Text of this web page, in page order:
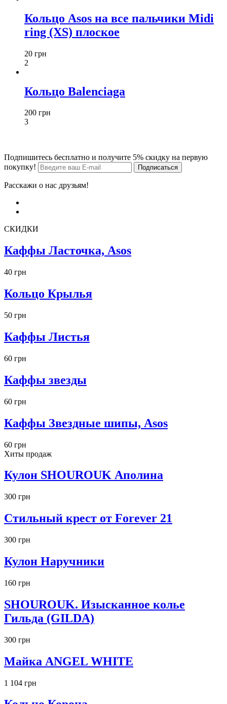
Кольцо Asos на все пальчики Midi
ring (XS) плоское
20 грн
2
Кольцо Balenciaga
200 грн
3
Подпишитесь бесплатно и получите 5% скидку на первую
покупку!
Расскажи о нас друзьям!
СКИДКИ
Каффы Ласточка, Asos
40 грн
Кольцо Крылья
50 грн
Каффы Листья
60 грн
Каффы звезды
60 грн
Каффы Звездные шипы, Asos
60 грн
Хиты продаж
Кулон SHOUROUK Аполина
300 грн
Стильный крест от Forever 21
300 грн
Кулон Наручники
160 грн
SHOUROUK. Изысканное колье
Гильда (GILDA)
300 грн
Майка ANGEL WHITE
1 104 грн